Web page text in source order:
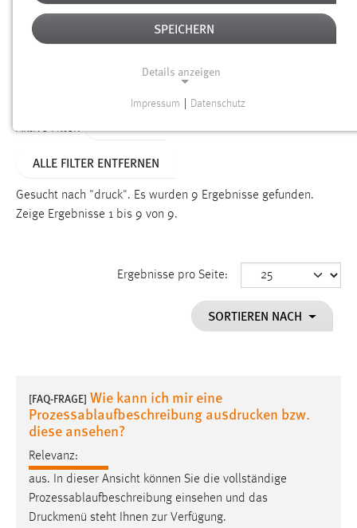
Alter
Aktive Filter:
ALLE FILTER ENTFERNEN
Gesucht nach "druck". Es wurden 9 Ergebnisse gefunden.
Zeige Ergebnisse 1 bis 9 von 9.
Ergebnisse pro Seite:
SORTIEREN NACH
[FAQ-FRAGE] Wie kann ich mir eine
Prozessablaufbeschreibung ausdrucken bzw.
diese ansehen?
Relevanz:
aus. In dieser Ansicht können Sie die vollständige
Prozessablaufbeschreibung einsehen und das
Druckmenü steht Ihnen zur Verfügung.
SPEICHERN
Details anzeigen
Funktionen und sind für die einwandfreie Funktion der
Einverständnis
cookie_consent
Dieser Cookie speichert die ausgewählten Einverständnis-
Performance
Name:
staticfilecache
Zweck:
Für performante Seitenauslieferung wird in diesem Cookie
Impressum Datenschutz